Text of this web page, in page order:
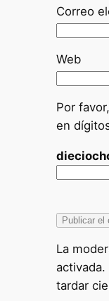
Correo
Web
Por
en
La
tardar